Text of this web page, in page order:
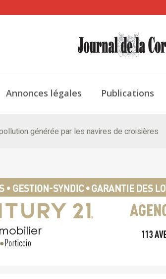
Annonces légales Publications
générée par les navires de croisières